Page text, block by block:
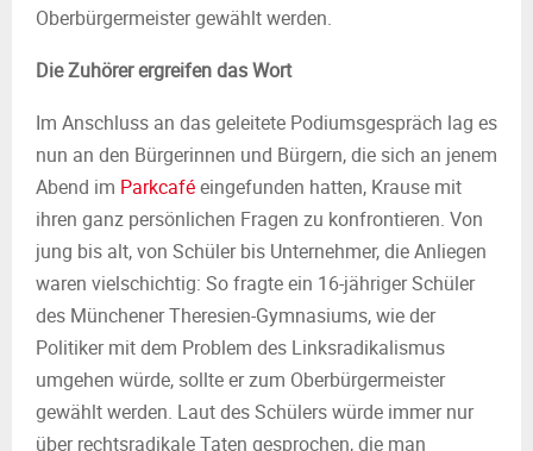
Oberbürgermeister gewählt werden.
Die Zuhörer ergreifen das Wort
Im Anschluss an das geleitete Podiumsgespräch lag es
nun an den Bürgerinnen und Bürgern, die sich an jenem
Abend im Parkcaféeingefunden hatten, Krause mit
ihren ganz persönlichen Fragen zu konfrontieren. Von
jung bis alt, von Schüler bis Unternehmer, die Anliegen
waren vielschichtig: So fragte ein 16-jähriger Schüler
des Münchener Theresien-Gymnasiums, wie der
Politiker mit dem Problem des Linksradikalismus
umgehen würde, sollte er zum Oberbürgermeister
gewählt werden. Laut des Schülers würde immer nur
über rechtsradikale Taten gesprochen, die man